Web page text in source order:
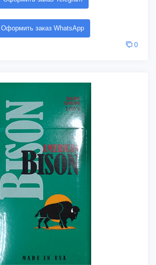
Оформить заказ WhatsApp
0